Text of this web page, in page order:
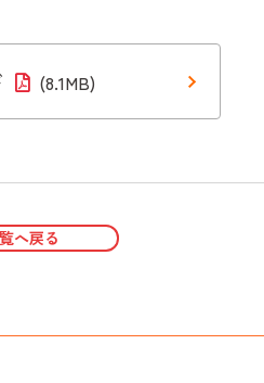
(8.1MB)
へ戻る